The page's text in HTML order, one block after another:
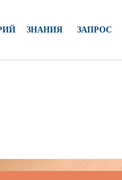
ЗНАНИЯ ЗАПРОС